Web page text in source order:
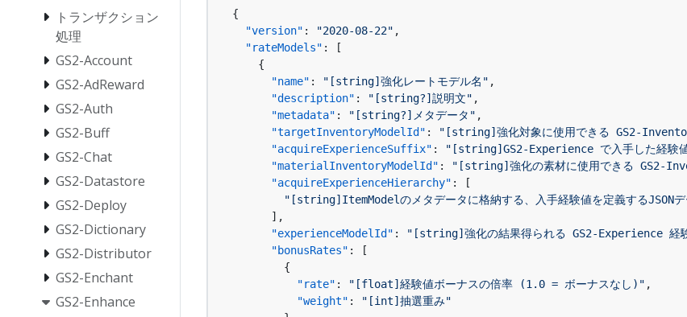
トランザクション
処理
GS2-Account
GS2-AdReward
GS2-Auth
GS2-Buff
GS2-Chat
GS2-Datastore
GS2-Deploy
GS2-Dictionary
GS2-Distributor
GS2-Enchant
GS2-Enhance
{
"version" : "2020-08-22" ,
"rateModels" :
[
{
"name" : "[string]強化レートモデル名" ,
"description" : "[string?]説明文" ,
"metadata" : "[string?]メタデータ" ,
"targetInventoryModelId" : "[string]強化対象に使用できる GS2-
"acquireExperienceSuffix" : "[string]GS2-Experience で入手した経験値
"materialInventoryModelId" : "[string]強化の素材に使用できる GS2-
"acquireExperienceHierarchy" :
[
"[string]ItemModelのメタデータに格納する、入手経験値を定義するJSONデ
] ,
"experienceModelId" : "[string]強化の結果得られる GS2-Experience 経
"bonusRates" :
[
{
"rate" : "[float]経験値ボーナスの倍率 (1.0 = ボーナスなし)" ,
"weight" :
"[int]抽選重み"